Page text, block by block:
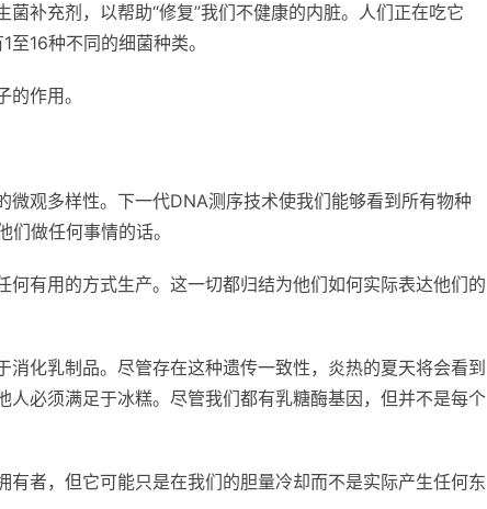
补充剂，以帮助“修复”我们不健康的内脏。人们正在吃它
16种不同的细菌种类。
作用。
观多样性。下一代DNA测序技术使我们能够看到所有物种
做任何事情的话。
有用的方式生产。这一切都归结为他们如何实际表达他们的
化乳制品。尽管存在这种遗传一致性，炎热的夏天将会看到
必须满足于冰糕。尽管我们都有乳糖酶基因，但并不是每个
者，但它可能只是在我们的胆量冷却而不是实际产生任何东